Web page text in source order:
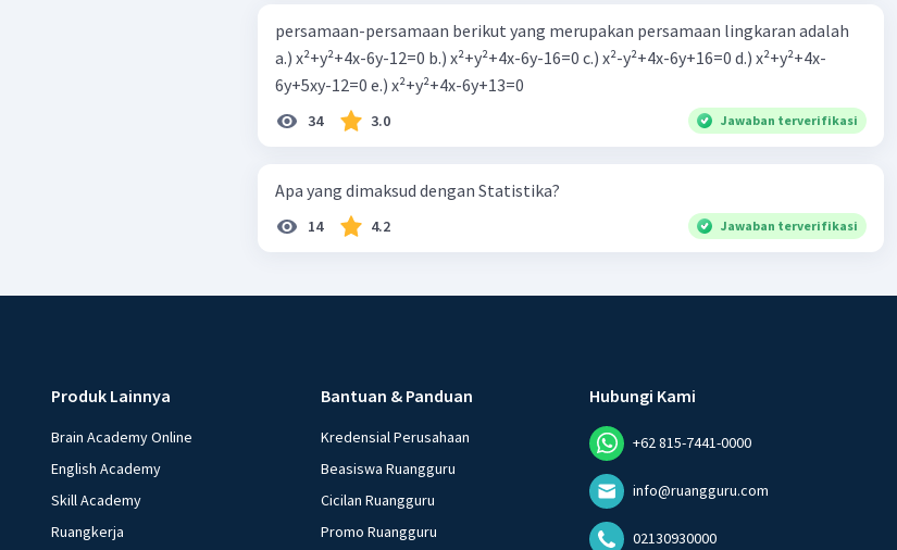
Iklan
persamaan-persamaan berikut yang merupakan persamaan lingkaran adalah
a.) x²+y²+4x-6y-12=0 b.) x²+y²+4x-6y-16=0 c.) x²-y²+4x-6y+16=0 d.) x²+y²+4x-
6y+5xy-12=0 e.) x²+y²+4x-6y+13=0
34 3.0 Jawaban terverifikasi
Apa yang dimaksud dengan Statistika?
14 4.2 Jawaban terverifikasi
Produk Lainnya
Brain Academy Online
English Academy
Skill Academy
Ruangkerja
Bantuan & Panduan
Kredensial Perusahaan
Beasiswa Ruangguru
Cicilan Ruangguru
Promo Ruangguru
Hubungi Kami
+62 815-7441-0000
info@ruangguru.com
02130930000